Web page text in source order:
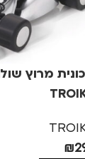
מרוץ
₪